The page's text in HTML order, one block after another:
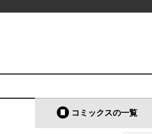
コミックスの一覧